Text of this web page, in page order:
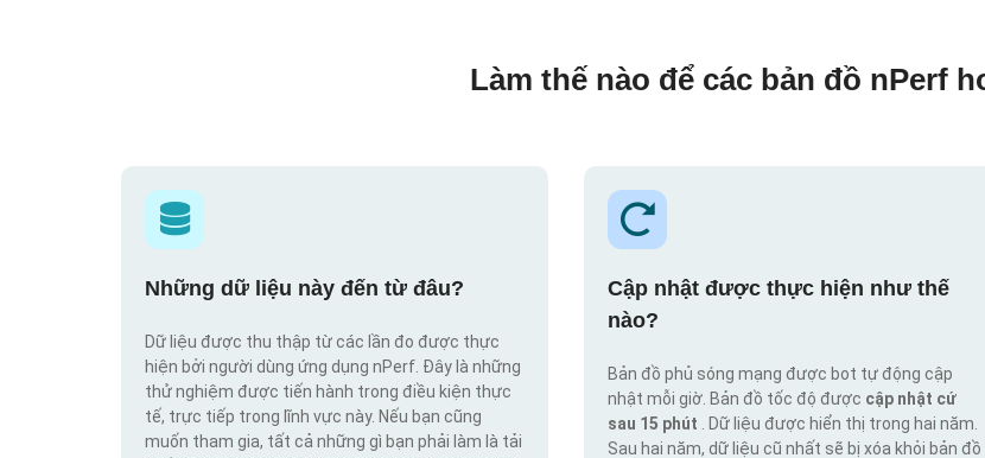
Làm thế nào để các bản đồ nPerf
Những dữ liệu này đến từ đâu?
Dữ liệu được thu thập từ các lần đo được thực
hiện bởi người dùng ứng dụng nPerf. Đây là những
thử nghiệm được tiến hành trong điều kiện thực
tế, trực tiếp trong lĩnh vực này. Nếu bạn cũng
muốn tham gia, tất cả những gì bạn phải làm là tải
Cập nhật được thực hiện như thế
nào?
Bản đồ phủ sóng mạng được bot tự động cập
nhật mỗi giờ. Bản đồ tốc độ được cập nhật cứ
sau 15 phút
. Dữ liệu được hiển thị trong hai năm.
Sau hai năm, dữ liệu cũ nhất sẽ bị xóa khỏi bản đồ